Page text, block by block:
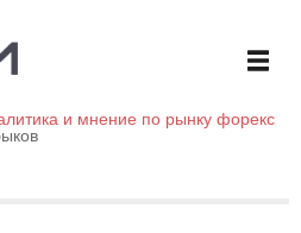
и мнение по рынку форекс